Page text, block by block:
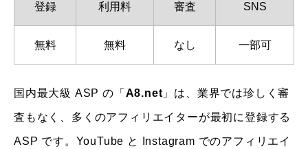
登録 利用料 審査 SNS
無料 無料 なし 一部可
国内最大級 ASP の「 A8.net」は、業界では珍しく審
査もなく、多くのアフィリエイターが最初に登録する
ASP です。YouTube と Instagram でのアフィリエイ